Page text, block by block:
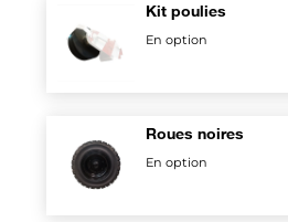
Kit poulies
En option
Roues noires
En option